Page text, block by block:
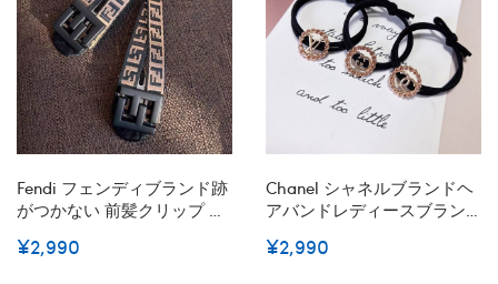
Fendi フェンディブランド跡
がつかない 前髪クリップ ヘ
ヘアクリップ メイク ヘアア
¥2,990
Chanel シャネルブランドヘ
アバンドレディースブラン
ブランドリボンヘアゴム女
¥2,990